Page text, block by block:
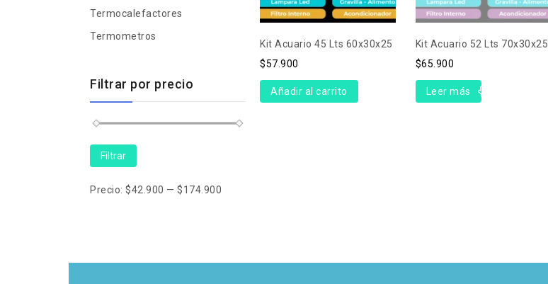
Kit Acuario 45 Lts 60x30x25
$57.900
Añadir al carrito
Kit Acuario 52 Lts 70x30x25
$65.900
Leer más
Termocalefactores
Termometros
Filtrar por precio
Filtrar
Precio: $42.900 — $174.900